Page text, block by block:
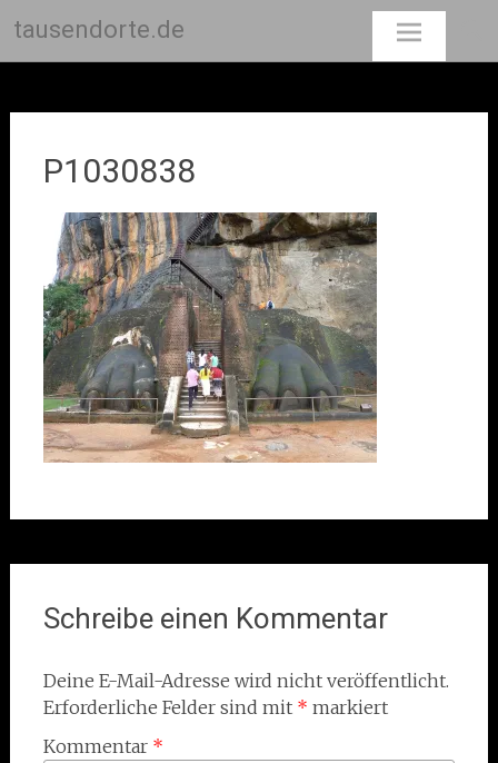
tausendorte.de
P1030838
Schreibe einen Kommentar
Deine E-Mail-Adresse wird nicht veröffentlicht.
Erforderliche Felder sind mit * markiert
Kommentar *